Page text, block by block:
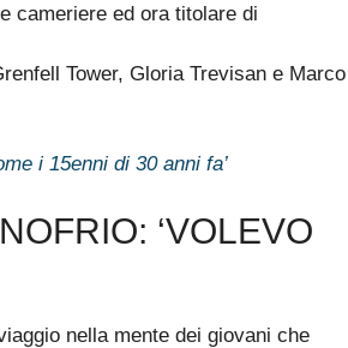
cameriere ed ora titolare di
Tower, Gloria Trevisan e Marco
i 15enni di 30 anni fa’
‘VOLEVO
nella mente dei giovani che